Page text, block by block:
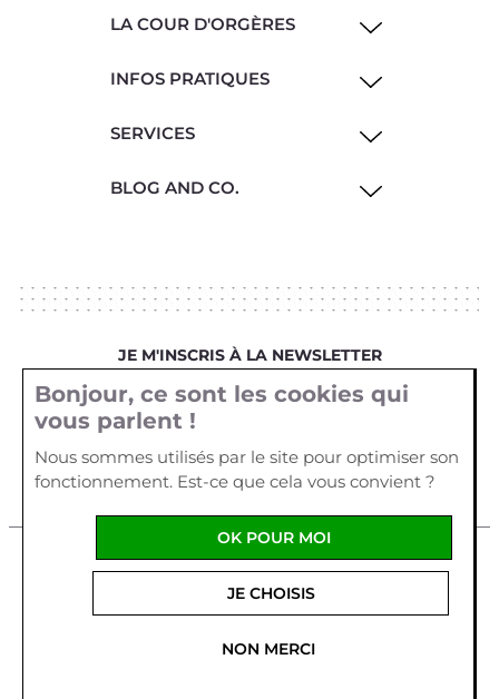
LA COUR D'ORGÈRES
INFOS PRATIQUES
SERVICES
BLOG AND CO.
JE M'INSCRIS À LA NEWSLETTER
Votre email
Mentions légales Cookies
Crédits
1 allée Véga Parc d'Activités Plein
56170 QUIBERON-France Tel :02 97 29 55 62
Fabriqué en France
Bonjour, ce sont les cookies qui
vous parlent !
Nous sommes utilisés par le site pour optimiser son
fonctionnement. Est-ce que cela vous convient ?
NON MERCI
JE CHOISIS
OK POUR MOI